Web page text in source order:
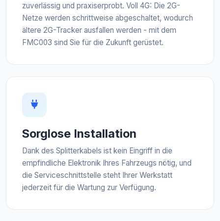
zuverlässig und praxiserprobt. Voll 4G: Die 2G-
Netze werden schrittweise abgeschaltet, wodurch
ältere 2G-Tracker ausfallen werden - mit dem
FMC003 sind Sie für die Zukunft gerüstet.
Sorglose Installation
Dank des Splitterkabels ist kein Eingriff in die
empfindliche Elektronik Ihres Fahrzeugs nötig, und
die Serviceschnittstelle steht Ihrer Werkstatt
jederzeit für die Wartung zur Verfügung.